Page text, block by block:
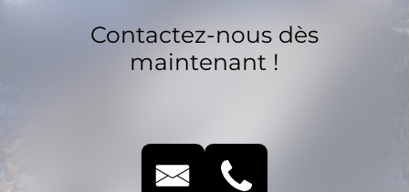
Contactez-nous dès
maintenant !